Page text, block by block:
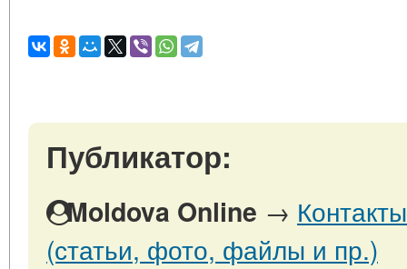
Публикатор:
Moldova Online →
(статьи, фото, файлы и пр.)